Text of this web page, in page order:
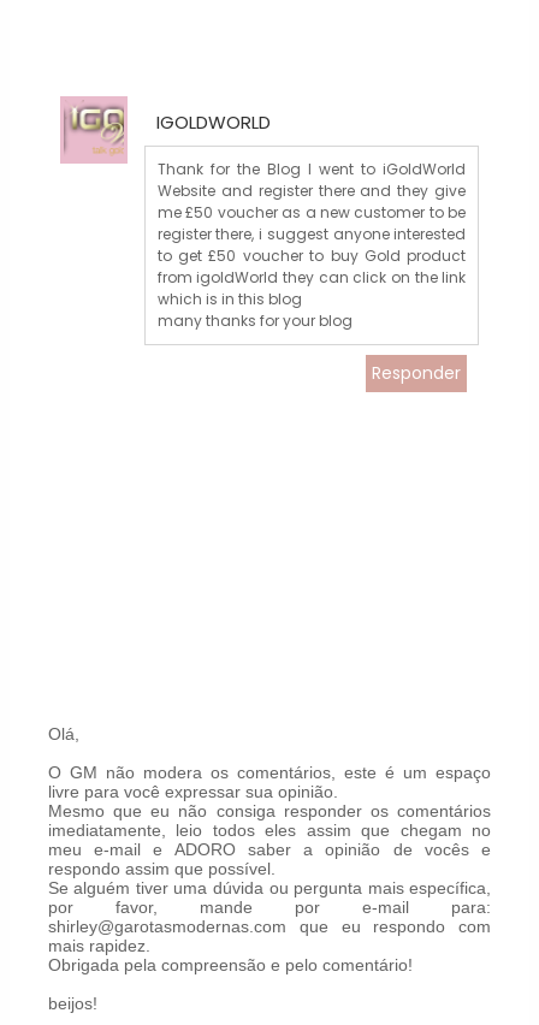
IGOLDWORLD
Thank for the Blog I went to iGoldWorld
Website and register there and they give
me £50 voucher as a new customer to be
register there, i suggest anyone interested
to get £50 voucher to buy Gold product
from igoldWorld they can click on the link
which is in this blog
many thanks for your blog
Responder
Olá,
O GM não modera os comentários, este é um espaço
livre para você expressar sua opinião.
Mesmo que eu não consiga responder os comentários
imediatamente, leio todos eles assim que chegam no
meu e-mail e ADORO saber a opinião de vocês e
respondo assim que possível.
Se alguém tiver uma dúvida ou pergunta mais específica,
por favor, mande por e-mail para:
shirley@garotasmodernas.com que eu respondo com
mais rapidez.
Obrigada pela compreensão e pelo comentário!
beijos!